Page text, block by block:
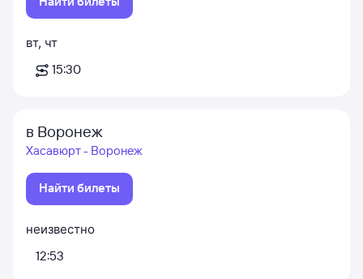
вт, чт
15:30
в Воронеж
Хасавюрт - Воронеж
Найти билеты
неизвестно
12:53